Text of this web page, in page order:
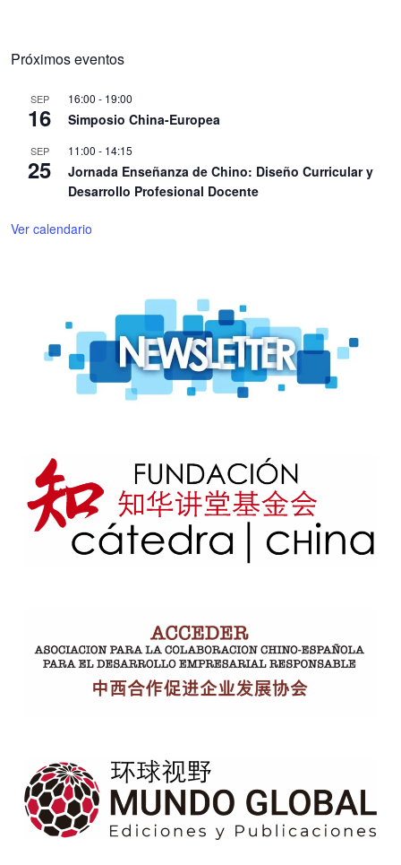
Próximos eventos
SEP
16
16:00 - 19:00
Simposio China-Europea
SEP
25
11:00 - 14:15
Jornada Enseñanza de Chino: Diseño Curricular y
Desarrollo Profesional Docente
Ver calendario